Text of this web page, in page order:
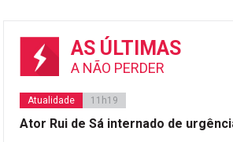
AS ÚLTIMAS
A NÃO PERDER
Atualidade 11h19
Ator Rui de Sá internado de